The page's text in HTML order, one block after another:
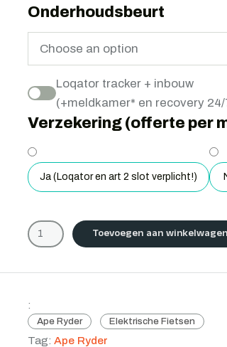
Onderhoudsbeurt
Choose an option
Loqator tracker + inbouw
(+meldkamer* en recovery 24/
Verzekering (offerte per
Ja (Loqator en art 2 slot verplicht!)
Toevoegen aan winkelwagen
:
Ape Ryder Elektrische Fietsen
Tag:Ape Ryder